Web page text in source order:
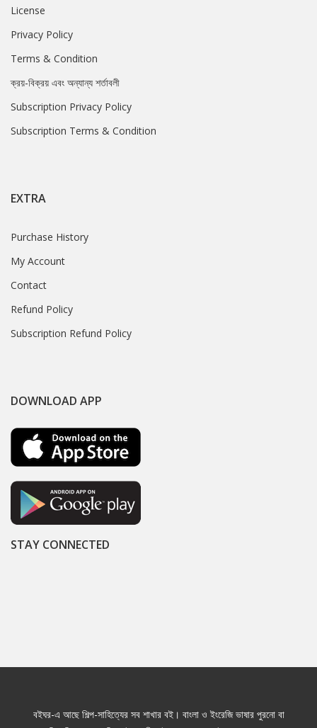
License
Privacy Policy
Terms & Condition
ক্রয়-বিক্রয় এবং অন্যান্য শর্তাবলী
Subscription Privacy Policy
Subscription Terms & Condition
EXTRA
Purchase History
My Account
Contact
Refund Policy
Subscription Refund Policy
DOWNLOAD APP
STAY CONNECTED
বইঘর-এ আছে শিল্প-সাহিত্যের সব শাখার বই। বাংলা ও ইংরেজি ভাষার পুরনো বা